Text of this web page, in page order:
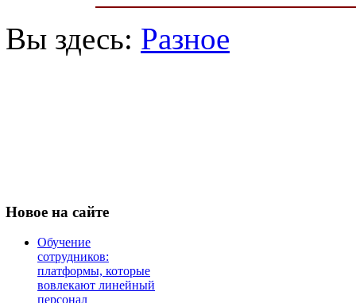
Вы здесь: Разное
Новое на сайте
Обучение
сотрудников:
платформы, которые
вовлекают линейный
персонал